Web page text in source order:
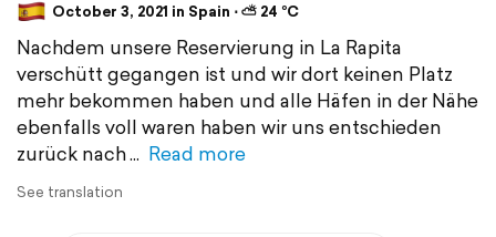
October 3, 2021 in Spain ⋅ ⛅ 24 °C
Nachdem unsere Reservierung in La Rapita
verschütt gegangen ist und wir dort keinen Platz
mehr bekommen haben und alle Häfen in der Nähe
ebenfalls voll waren haben wir uns entschieden
zurück nach
Read more
See translation